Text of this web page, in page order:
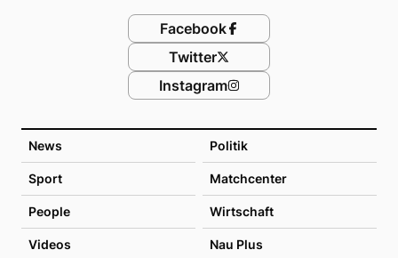
News Politik
Sport Matchcenter
People Wirtschaft
Videos Nau Plus
Facebook
Twitter
Instagram